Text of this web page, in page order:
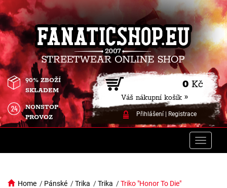
0 Kč
Váš nákupní košík »
Přihlášení| Registrace
90% ZBOŽÍ
SKLADEM
NONSTOP
PROVOZ
Toggle
Home / Pánské /Trika /Trika /Triko "Honor To Die"